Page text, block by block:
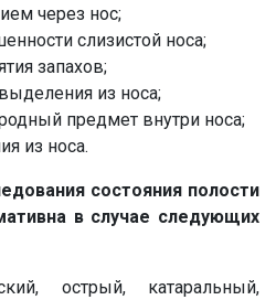
через нос;
слизистой носа;
запахов;
из носа;
предмет внутри носа;
из носа.
состояния полости
в случае следующих
острый, катаральный,